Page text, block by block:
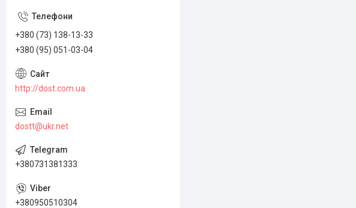
+380 (73) 138-13-33
+380 (95) 051-03-04
http://dost.com.ua
dostt@ukr.net
+380731381333
+380950510304